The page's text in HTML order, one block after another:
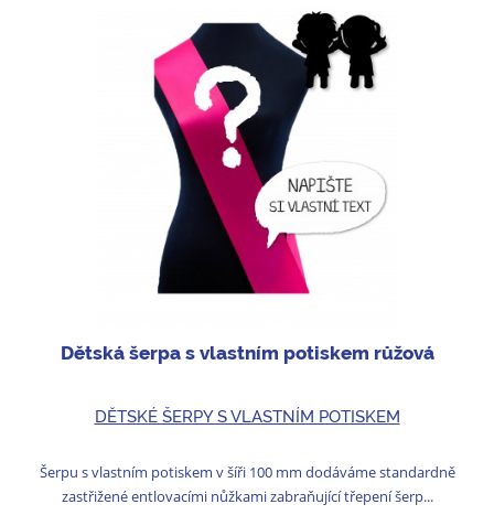
Dětská šerpa s vlastním potiskem růžová
DĚTSKÉ ŠERPY S VLASTNÍM POTISKEM
Šerpu s vlastním potiskem v šíři 100 mm dodáváme standardně
zastřižené entlovacími nůžkami zabraňující třepení šerp...